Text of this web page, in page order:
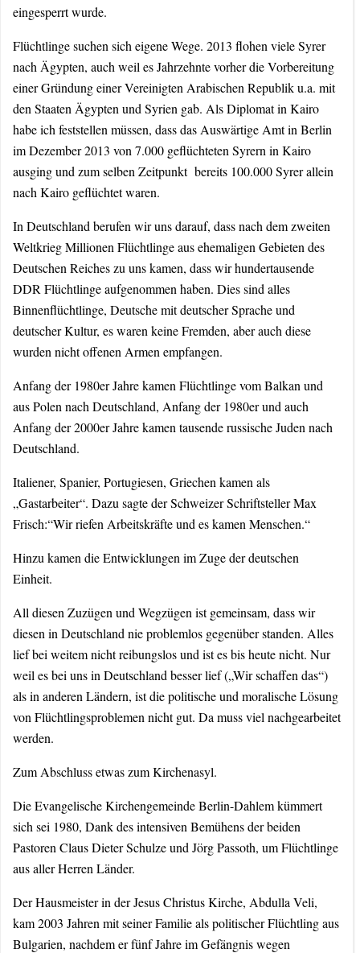
eingesperrt wurde.
Flüchtlinge suchen sich eigene Wege. 2013 flohen viele Syrer
nach Ägypten, auch weil es Jahrzehnte vorher die Vorbereitung
einer Gründung einer Vereinigten Arabischen Republik u.a. mit
den Staaten Ägypten und Syrien gab. Als Diplomat in Kairo
habe ich feststellen müssen, dass das Auswärtige Amt in Berlin
im Dezember 2013 von 7.000 geflüchteten Syrern in Kairo
ausging und zum selben Zeitpunkt bereits 100.000 Syrer allein
nach Kairo geflüchtet waren.
In Deutschland berufen wir uns darauf, dass nach dem zweiten
Weltkrieg Millionen Flüchtlinge aus ehemaligen Gebieten des
Deutschen Reiches zu uns kamen, dass wir hundertausende
DDR Flüchtlinge aufgenommen haben. Dies sind alles
Binnenflüchtlinge, Deutsche mit deutscher Sprache und
deutscher Kultur, es waren keine Fremden, aber auch diese
wurden nicht offenen Armen empfangen.
Anfang der 1980er Jahre kamen Flüchtlinge vom Balkan und
aus Polen nach Deutschland, Anfang der 1980er und auch
Anfang der 2000er Jahre kamen tausende russische Juden nach
Deutschland.
Italiener, Spanier, Portugiesen, Griechen kamen als
„Gastarbeiter“. Dazu sagte der Schweizer Schriftsteller Max
Frisch:“Wir riefen Arbeitskräfte und es kamen Menschen.“
Hinzu kamen die Entwicklungen im Zuge der deutschen
Einheit.
All diesen Zuzügen und Wegzügen ist gemeinsam, dass wir
diesen in Deutschland nie problemlos gegenüber standen. Alles
lief bei weitem nicht reibungslos und ist es bis heute nicht. Nur
weil es bei uns in Deutschland besser lief („Wir schaffen das“)
als in anderen Ländern, ist die politische und moralische Lösung
von Flüchtlingsproblemen nicht gut. Da muss viel nachgearbeitet
werden.
Zum Abschluss etwas zum Kirchenasyl.
Die Evangelische Kirchengemeinde Berlin-Dahlem kümmert
sich sei 1980, Dank des intensiven Bemühens der beiden
Pastoren Claus Dieter Schulze und Jörg Passoth, um Flüchtlinge
aus aller Herren Länder.
Der Hausmeister in der Jesus Christus Kirche, Abdulla Veli,
kam 2003 Jahren mit seiner Familie als politischer Flüchtling aus
Bulgarien, nachdem er fünf Jahre im Gefängnis wegen